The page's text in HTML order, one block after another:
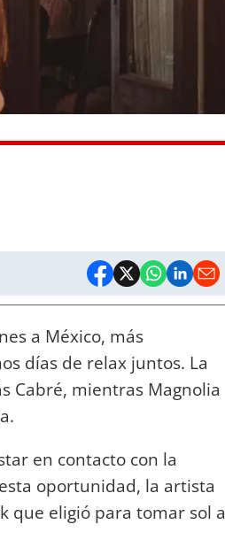
a México, más
días de relax juntos. La
Cabré, mientras Magnolia
en contacto con la
oportunidad, la artista
que eligió para tomar sol a